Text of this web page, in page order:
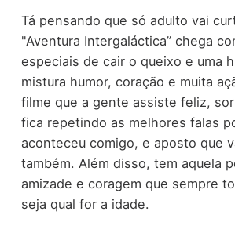
Tá pensando que só adulto vai
"Aventura Intergaláctica” chega
especiais de cair o queixo e uma
mistura humor, coração e muita
filme que a gente assiste feliz,
fica repetindo as melhores falas
aconteceu comigo, e aposto que
também. Além disso, tem aquela
amizade e coragem que sempre
seja qual for a idade.